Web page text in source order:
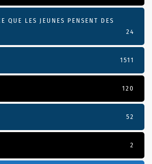
QUE LES JEUNES PENSENT DES
24
1511
120
52
2